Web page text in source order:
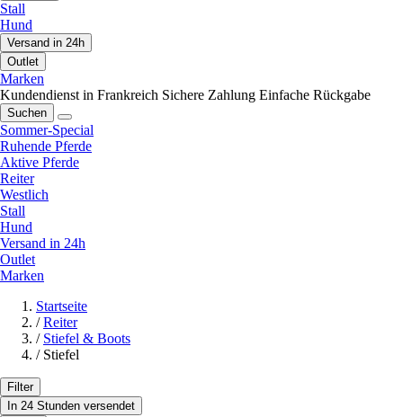
Stall
Hund
Versand in 24h
Outlet
Marken
Kundendienst in Frankreich Sichere Zahlung Einfache Rückgabe
Suchen
Sommer-Special
Ruhende Pferde
Aktive Pferde
Reiter
Westlich
Stall
Hund
Versand in 24h
Outlet
Marken
Startseite
/ Reiter
/ Stiefel & Boots
/ Stiefel
Filter
In 24 Stunden versendet